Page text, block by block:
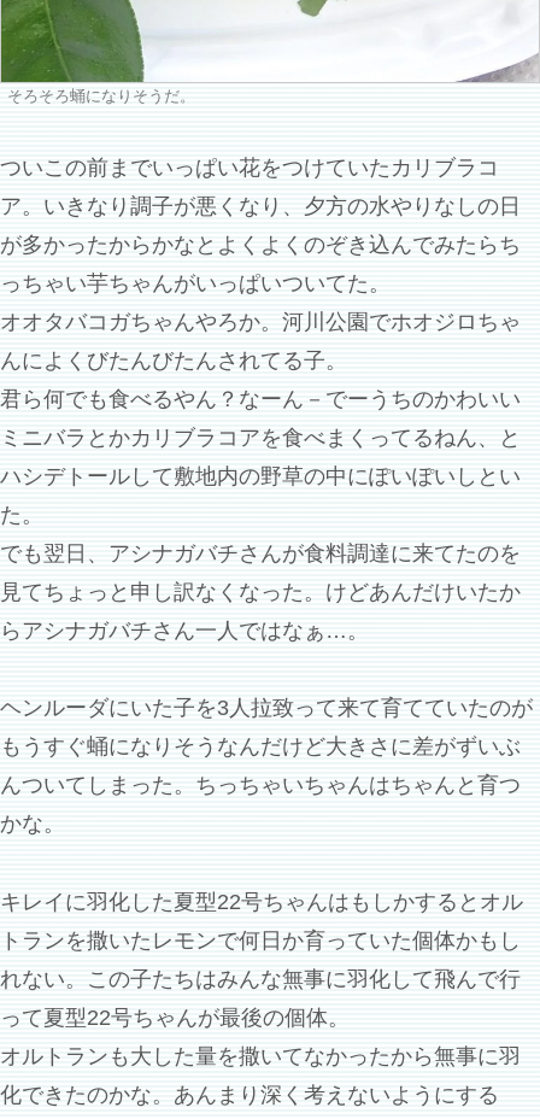
そろそろ蛹になりそうだ。
ついこの前までいっぱい花をつけていたカリブラコ
ア。いきなり調子が悪くなり、夕方の水やりなしの日
が多かったからかなとよくよくのぞき込んでみたらち
っちゃい芋ちゃんがいっぱいついてた。
オオタバコガちゃんやろか。河川公園でホオジロちゃ
んによくびたんびたんされてる子。
君ら何でも食べるやん？なーん－でーうちのかわいい
ミニバラとかカリブラコアを食べまくってるねん、と
ハシデトールして敷地内の野草の中にぽいぽいしとい
た。
でも翌日、アシナガバチさんが食料調達に来てたのを
見てちょっと申し訳なくなった。けどあんだけいたか
らアシナガバチさん一人ではなぁ…。
ヘンルーダにいた子を3人拉致って来て育てていたのが
もうすぐ蛹になりそうなんだけど大きさに差がずいぶ
んついてしまった。ちっちゃいちゃんはちゃんと育つ
かな。
キレイに羽化した夏型22号ちゃんはもしかするとオル
トランを撒いたレモンで何日か育っていた個体かもし
れない。この子たちはみんな無事に羽化して飛んで行
って夏型22号ちゃんが最後の個体。
オルトランも大した量を撒いてなかったから無事に羽
化できたのかな。あんまり深く考えないようにする